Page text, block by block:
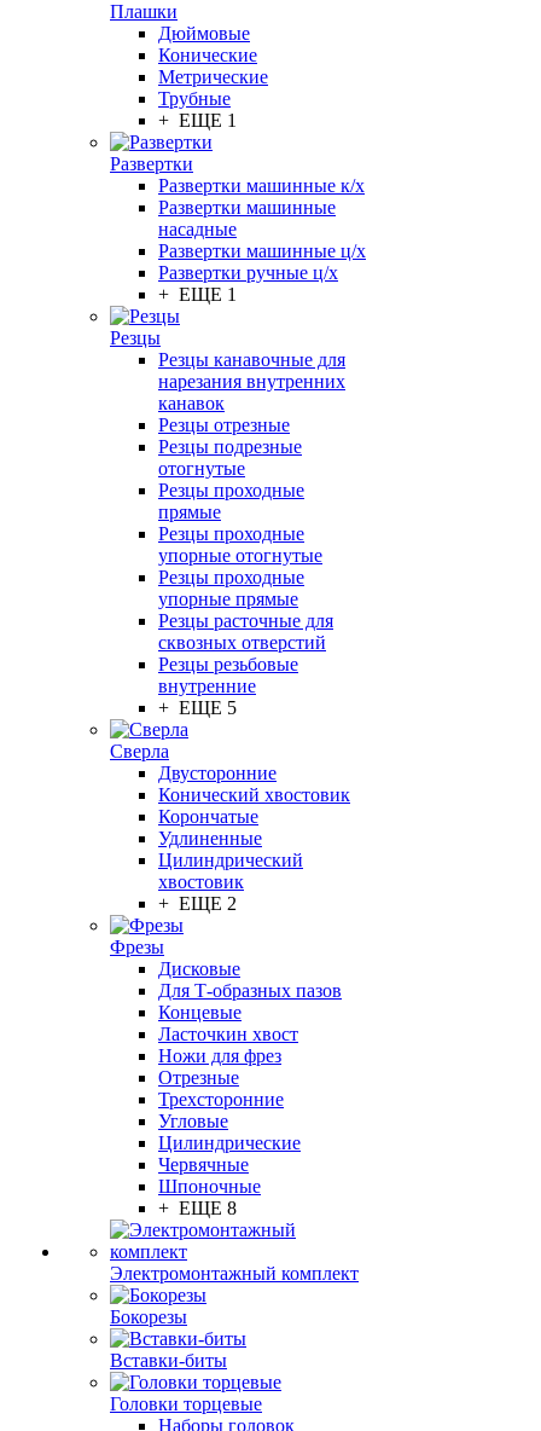
Плашки
Дюймовые
Конические
Метрические
Трубные
+ ЕЩЕ 1
Развертки
Развертки машинные к/х
Развертки машинные
насадные
Развертки машинные ц/х
Развертки ручные ц/х
+ ЕЩЕ 1
Резцы
Резцы канавочные для
нарезания внутренних
канавок
Резцы отрезные
Резцы подрезные
отогнутые
Резцы проходные
прямые
Резцы проходные
упорные отогнутые
Резцы проходные
упорные прямые
Резцы расточные для
сквозных отверстий
Резцы резьбовые
внутренние
+ ЕЩЕ 5
Сверла
Двусторонние
Конический хвостовик
Корончатые
Удлиненные
Цилиндрический
хвостовик
+ ЕЩЕ 2
Фрезы
Дисковые
Для Т-образных пазов
Концевые
Ласточкин хвост
Ножи для фрез
Отрезные
Трехсторонние
Угловые
Цилиндрические
Червячные
Шпоночные
+ ЕЩЕ 8
Электромонтажный комплект
Бокорезы
Вставки-биты
Головки торцевые
Наборы головок